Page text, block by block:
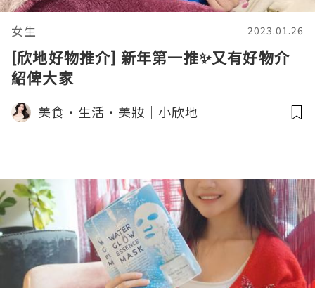
女生 2023.01.26
[欣地好物推介] 新年第一推✨又有好物介
紹俾大家
美食‧生活‧美妝｜小欣地